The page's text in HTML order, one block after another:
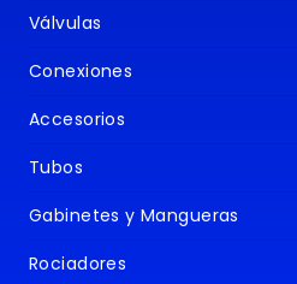
Válvulas
Conexiones
Accesorios
Tubos
Gabinetes y Mangueras
Rociadores